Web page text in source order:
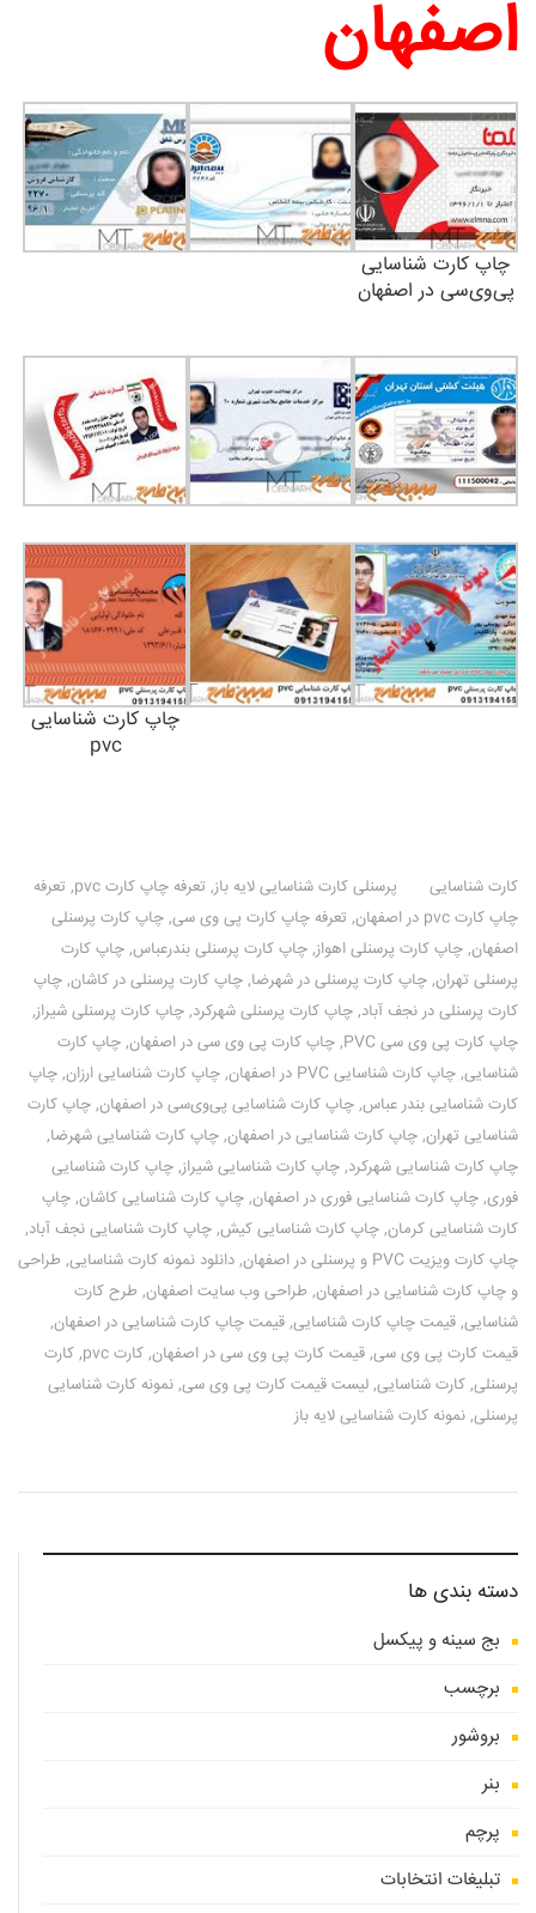
اصفهان
چاپ کارت شناسایی
پی‌وی‌سی در اصفهان
چاپ کارت شناسایی
pvc
کارت شناسایی پرسنلی کارت شناسایی لایه باز, تعرفه چاپ کارت pvc , تعرفه
چاپ کارت pvc در اصفهان
, تعرفه چاپ کارت پی وی سی, چاپ کارت پرسنلی
اصفهان, چاپ کارت پرسنلی اهواز, چاپ کارت پرسنلی بندرعباس, چاپ کارت
پرسنلی تهران, چاپ کارت پرسنلی در شهرضا, چاپ کارت پرسنلی در کاشان, چاپ
کارت پرسنلی در نجف آباد, چاپ کارت پرسنلی شهرکرد, چاپ کارت پرسنلی شیراز,
چاپ کارت پی وی سی PVC
, چاپ کارت پی وی سی در اصفهان, چاپ کارت
شناسایی, چاپ کارت شناسایی PVC در اصفهان , چاپ کارت شناسایی ارزان, چاپ
کارت شناسایی بندر عباس, چاپ کارت شناسایی پی‌وی‌سی در اصفهان, چاپ کارت
شناسایی تهران, چاپ کارت شناسایی در اصفهان, چاپ کارت شناسایی شهرضا,
چاپ کارت شناسایی شهرکرد, چاپ کارت شناسایی شیراز, چاپ کارت شناسایی
فوری, چاپ کارت شناسایی فوری در اصفهان, چاپ کارت شناسایی کاشان, چاپ
کارت شناسایی کرمان, چاپ کارت شناسایی کیش, چاپ کارت شناسایی نجف آباد,
چاپ کارت ویزیت PVC و پرسنلی در اصفهان
, دانلود نمونه کارت شناسایی, طراحی
و چاپ کارت شناسایی در اصفهان, طراحی وب سایت اصفهان, طرح کارت
شناسایی, قیمت چاپ کارت شناسایی, قیمت چاپ کارت شناسایی در اصفهان,
قیمت کارت پی وی سی, قیمت کارت پی وی سی در اصفهان, کارت pvc , کارت
پرسنلی, کارت شناسایی, لیست قیمت کارت پی وی سی, نمونه کارت شناسایی
پرسنلی, نمونه کارت شناسایی لایه باز
دسته بندی ها
بج سینه و پیکسل
برچسب
بروشور
بنر
پرچم
تبلیغات انتخابات